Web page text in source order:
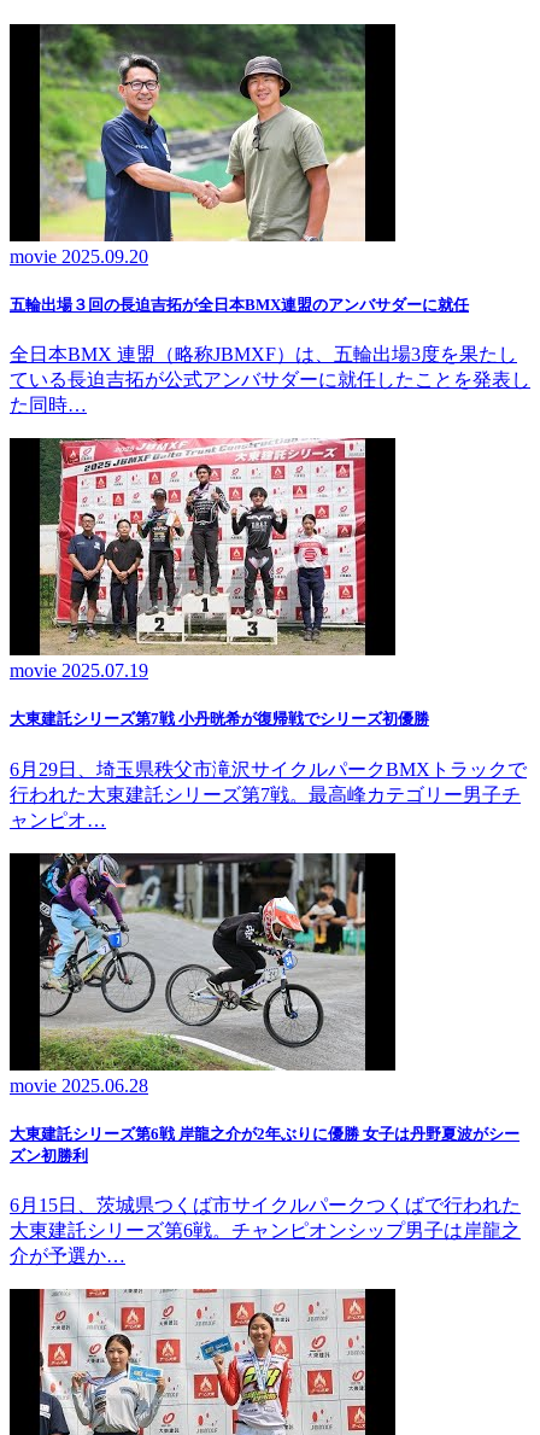
movie 2025.09.20
五輪出場３回の長迫吉拓が全日本BMX連盟のアンバサダーに就任
全日本BMX 連盟（略称JBMXF）は、五輪出場3度を果たし
ている長迫吉拓が公式アンバサダーに就任したことを発表し
た同時…
movie 2025.07.19
大東建託シリーズ第7戦 ⼩丹晄希が復帰戦でシリーズ初優勝
6月29日、埼玉県秩父市滝沢サイクルパークBMXトラックで
行われた大東建託シリーズ第7戦。最高峰カテゴリー男子チ
ャンピオ…
movie 2025.06.28
大東建託シリーズ第6戦 岸龍之介が2年ぶりに優勝 女子は丹野夏波がシー
ズン初勝利
6月15日、茨城県つくば市サイクルパークつくばで行われた
大東建託シリーズ第6戦。チャンピオンシップ男子は岸龍之
介が予選か…